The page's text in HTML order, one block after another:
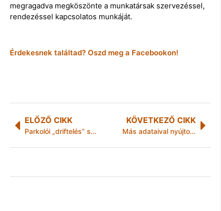
megragadva megköszönte a munkatársak szervezéssel,
rendezéssel kapcsolatos munkáját.
Érdekesnek találtad? Oszd meg a Facebookon!
ELŐZŐ CIKK
Parkolói „driftelés” szemtanúit keresi a rendőrség
KÖVETKEZŐ CIKK
Más adataival nyújtott be magánútlevél igénylőlapot